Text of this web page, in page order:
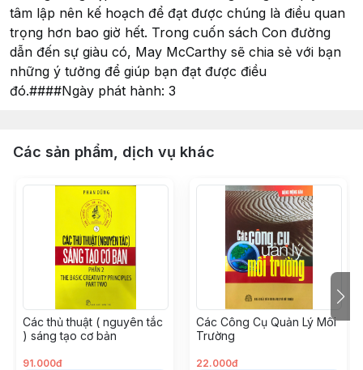
tâm lập nên kế hoạch để đạt được chúng là điều quan
trọng hơn bao giờ hết. Trong cuốn sách Con đường
dẫn đến sự giàu có, May McCarthy sẽ chia sẻ với bạn
những ý tưởng để giúp bạn đạt được điều
đó.####Ngày phát hành: 3
Các sản phẩm, dịch vụ khác
Các thủ thuật ( nguyên tắc
) sáng tạo cơ bản
91.000đ
Các Công Cụ Quản Lý Môi
Trường
22.000đ